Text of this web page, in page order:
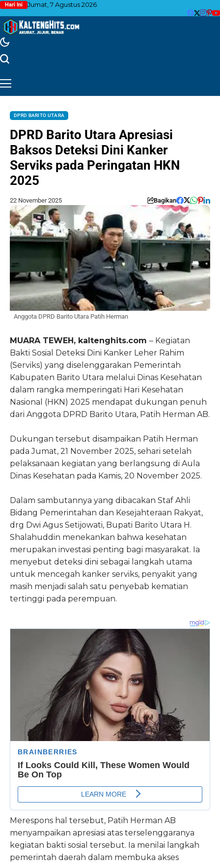
Hari Ini Jumat, 7 Agustus 2026
DPRD BARITO UTARA
DPRD Barito Utara Apresiasi
Baksos Deteksi Dini Kanker
Serviks pada Peringatan HKN
2025
22 November 2025 Bagikan
Anggota DPRD Barito Utara Patih Herman
MUARA TEWEH, kaltenghits.com – Kegiatan
Bakti Sosial Deteksi Dini Kanker Leher Rahim
(Serviks) yang diselenggarakan Pemerintah
Kabupaten Barito Utara melalui Dinas Kesehatan
dalam rangka memperingati Hari Kesehatan
Nasional (HKN) 2025 mendapat dukungan penuh
dari Anggota DPRD Barito Utara, Patih Herman AB.
Dukungan tersebut disampaikan Patih Herman
pada Jumat, 21 November 2025, sehari setelah
pelaksanaan kegiatan yang berlangsung di Aula
Dinas Kesehatan pada Kamis, 20 November 2025.
Dalam sambutannya yang dibacakan Staf Ahli
Bidang Pemerintahan dan Kesejahteraan Rakyat,
drg Dwi Agus Setijowati, Bupati Barito Utara H.
Shalahuddin menekankan bahwa kesehatan
merupakan investasi penting bagi masyarakat. Ia
menyebut deteksi dini sebagai langkah utama
untuk mencegah kanker serviks, penyakit yang
masih menjadi salah satu penyebab kematian
tertinggi pada perempuan.
Merespons hal tersebut, Patih Herman AB
menyampaikan apresiasi atas terselenggaranya
kegiatan bakti sosial tersebut. Ia menilai langkah
pemerintah daerah dalam membuka akses